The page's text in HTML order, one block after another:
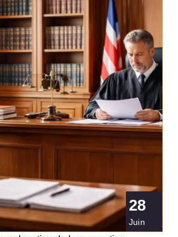
28
Juin